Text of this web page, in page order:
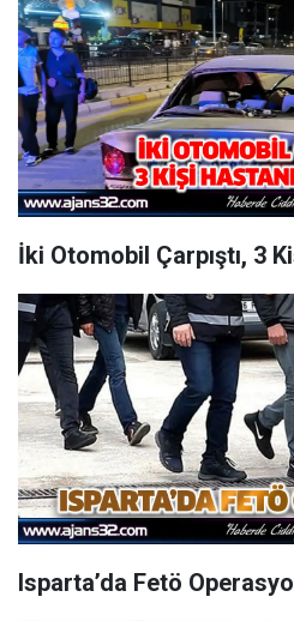
İki Otomobil Çarpıştı, 3
Isparta’da Fetö